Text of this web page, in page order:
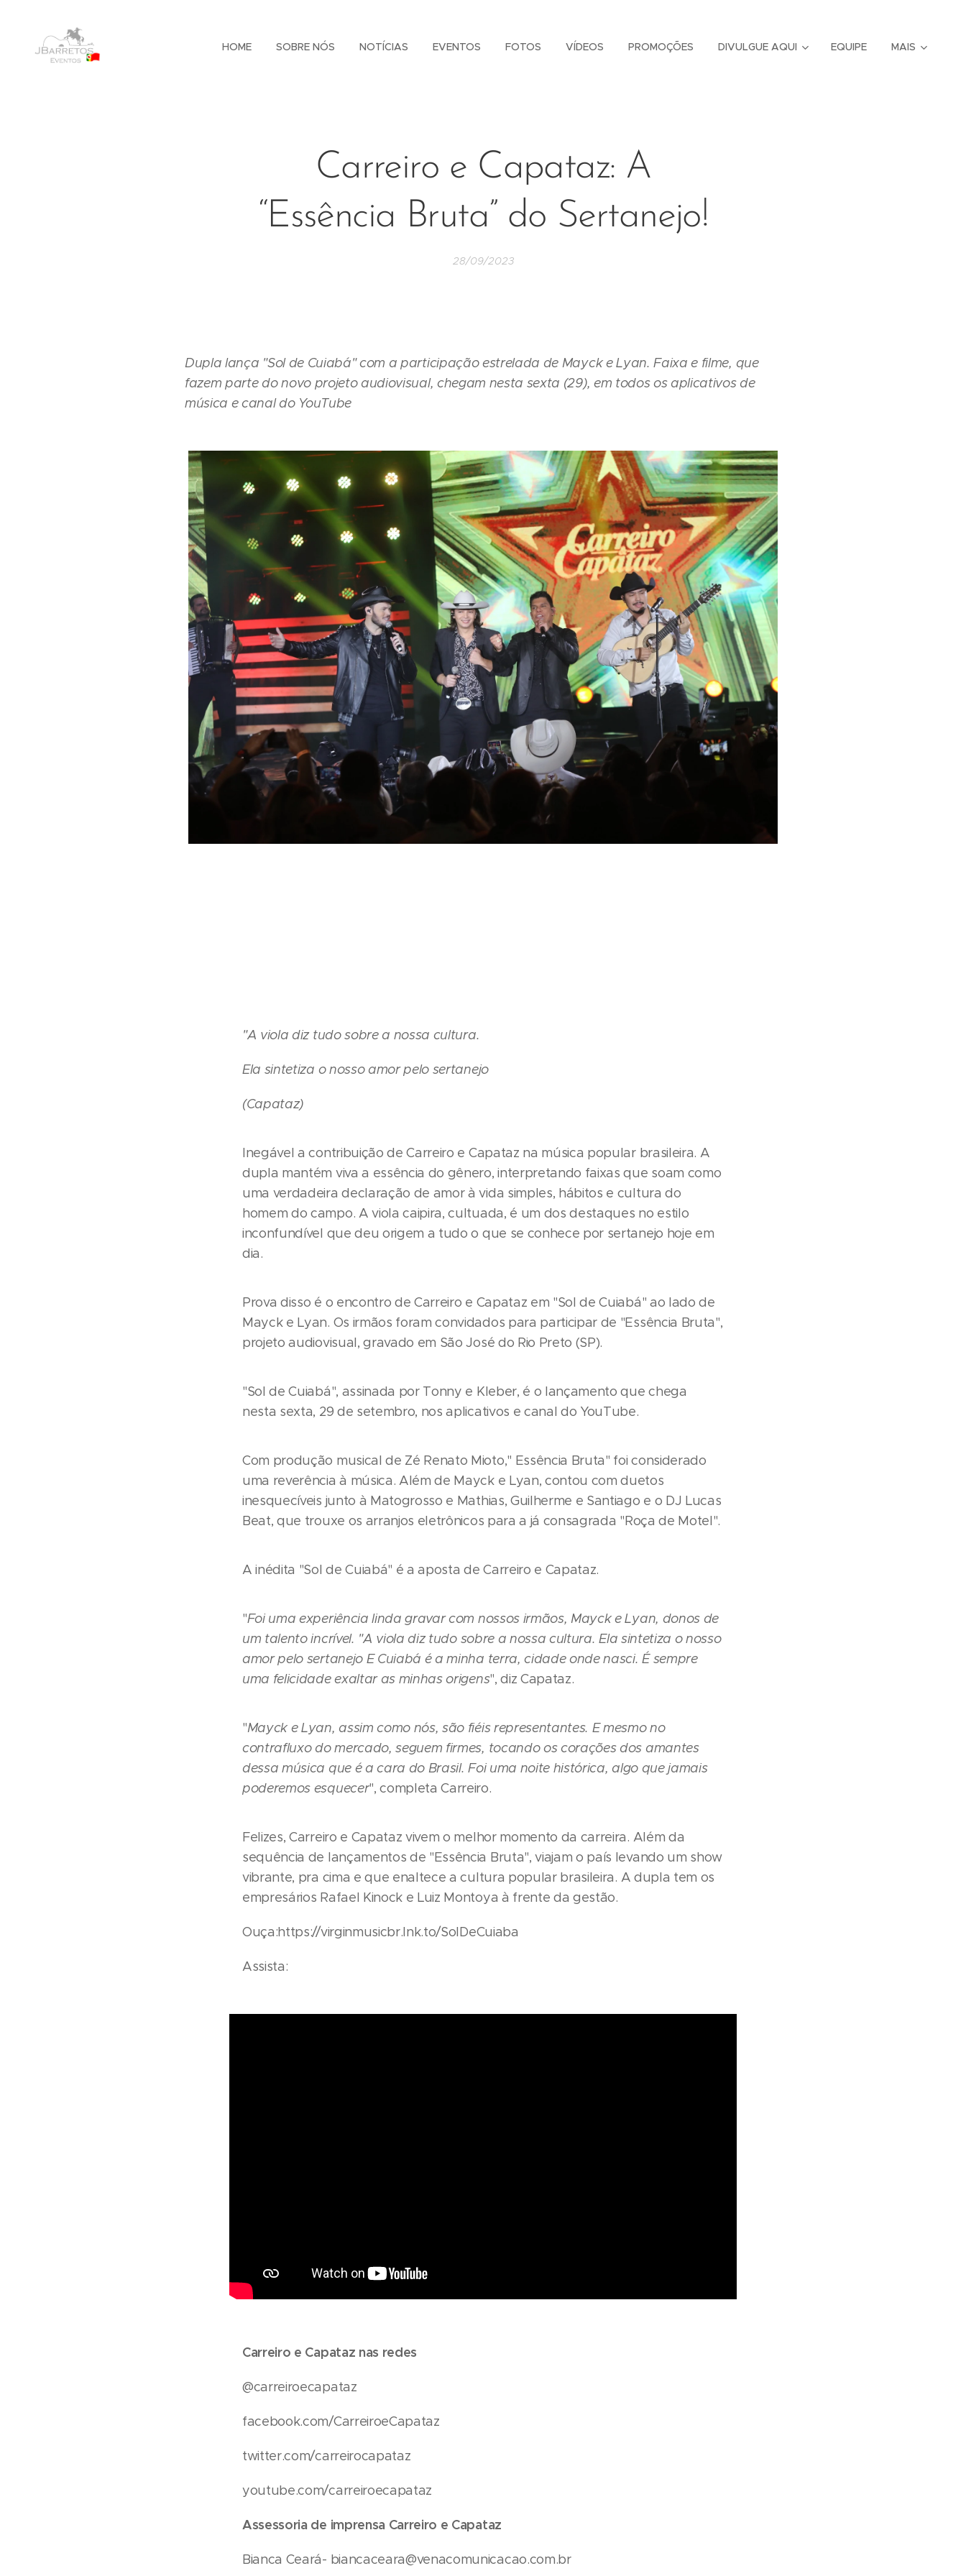
HOME SOBRE NÓS NOTÍCIAS EVENTOS FOTOS VÍDEOS PROMOÇÕES DIVULGUE AQUI EQUIPE MAIS
Carreiro e Capataz: A
“Essência Bruta” do Sertanejo!
28/09/2023
Dupla lança "Sol de Cuiabá" com a participação estrelada de Mayck e Lyan. Faixa e filme, que
fazem parte do novo projeto audiovisual, chegam nesta sexta (29), em todos os aplicativos de
música e canal do YouTube
"A viola diz tudo sobre a nossa cultura.
Ela sintetiza o nosso amor pelo sertanejo
(Capataz)
Inegável a contribuição de Carreiro e Capataz na música popular brasileira. A
dupla mantém viva a essência do gênero, interpretando faixas que soam como
uma verdadeira declaração de amor à vida simples, hábitos e cultura do
homem do campo. A viola caipira, cultuada, é um dos destaques no estilo
inconfundível que deu origem a tudo o que se conhece por sertanejo hoje em
dia.
Prova disso é o encontro de Carreiro e Capataz em "Sol de Cuiabá" ao lado de
Mayck e Lyan. Os irmãos foram convidados para participar de "Essência Bruta",
projeto audiovisual, gravado em São José do Rio Preto (SP).
"Sol de Cuiabá", assinada por Tonny e Kleber, é o lançamento que chega
nesta sexta, 29 de setembro, nos aplicativos e canal do YouTube.
Com produção musical de Zé Renato Mioto," Essência Bruta" foi considerado
uma reverência à música. Além de Mayck e Lyan, contou com duetos
inesquecíveis junto à Matogrosso e Mathias, Guilherme e Santiago e o DJ Lucas
Beat, que trouxe os arranjos eletrônicos para a já consagrada "Roça de Motel".
A inédita "Sol de Cuiabá" é a aposta de Carreiro e Capataz.
"Foi uma experiência linda gravar com nossos irmãos, Mayck e Lyan, donos de
um talento incrível. "A viola diz tudo sobre a nossa cultura. Ela sintetiza o nosso
amor pelo sertanejo E Cuiabá é a minha terra, cidade onde nasci. É sempre
uma felicidade exaltar as minhas origens", diz Capataz.
"Mayck e Lyan, assim como nós, são fiéis representantes. E mesmo no
contrafluxo do mercado, seguem firmes, tocando os corações dos amantes
dessa música que é a cara do Brasil. Foi uma noite histórica, algo que jamais
poderemos esquecer", completa Carreiro.
Felizes, Carreiro e Capataz vivem o melhor momento da carreira. Além da
sequência de lançamentos de "Essência Bruta", viajam o país levando um show
vibrante, pra cima e que enaltece a cultura popular brasileira. A dupla tem os
empresários Rafael Kinock e Luiz Montoya à frente da gestão.
Ouça:https://virginmusicbr.lnk.to/SolDeCuiaba
Assista:
Carreiro e Capataz nas redes
@carreiroecapataz
facebook.com/CarreiroeCapataz
twitter.com/carreirocapataz
youtube.com/carreiroecapataz
Assessoria de imprensa Carreiro e Capataz
Bianca Ceará- biancaceara@venacomunicacao.com.br